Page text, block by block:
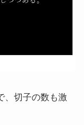
、切子の数も激